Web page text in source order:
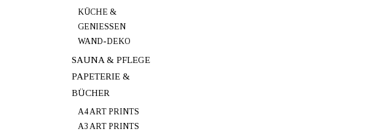
KÜCHE &
GENIESSEN
WAND-DEKO
SAUNA & PFLEGE
PAPETERIE &
BÜCHER
A4 ART PRINTS
A3 ART PRINTS